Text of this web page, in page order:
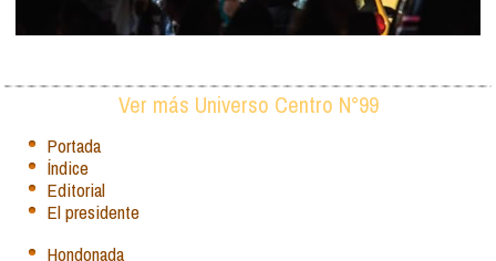
Ver más Universo Centro N°99
Portada
Índice
Editorial
El presidente
Hondonada